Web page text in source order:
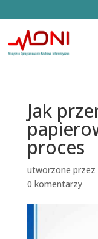
Jak
proces
utworzone przez
0 komentarzy